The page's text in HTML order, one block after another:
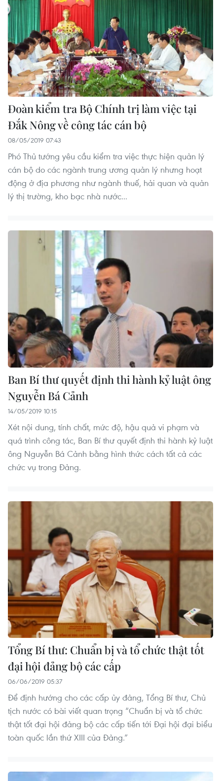
Đoàn kiểm tra Bộ Chính trị làm việc tại
Đắk Nông về công tác cán bộ
08/05/2019 07:43
Phó Thủ tướng yêu cầu kiểm tra việc thực hiện quản lý
cán bộ do các ngành trung ương quản lý nhưng hoạt
động ở địa phương như ngành thuế, hải quan và quản
lý thị trường, kho bạc nhà nước...
Ban Bí thư quyết định thi hành kỷ luật ông
Nguyễn Bá Cảnh
14/05/2019 10:15
Xét nội dung, tính chất, mức độ, hậu quả vi phạm và
quá trình công tác, Ban Bí thư quyết định thi hành kỷ luật
ông Nguyễn Bá Cảnh bằng hình thức cách tất cả các
chức vụ trong Đảng.
Tổng Bí thư: Chuẩn bị và tổ chức thật tốt
đại hội đảng bộ các cấp
06/06/2019 05:37
Để định hướng cho các cấp ủy đảng, Tổng Bí thư, Chủ
tịch nước có bài viết quan trọng “Chuẩn bị và tổ chức
thật tốt đại hội đảng bộ các cấp tiến tới Đại hội đại biểu
toàn quốc lần thứ XIII của Đảng.”